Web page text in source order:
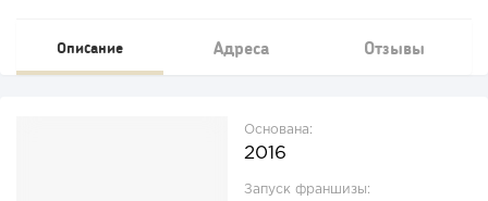
Описание Адреса Отзывы
Основана:
2016
Запуск франшизы: